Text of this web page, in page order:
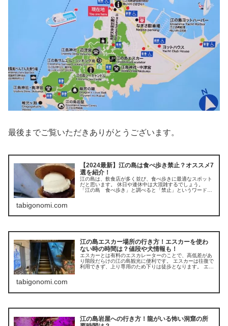
最後までご覧いただきありがとうございます。
【2024最新】江の島は食べ歩き禁止？オススメ7
選を紹介！
江の島は、飲食店が多く並び、食べ歩きに最適なスポット
だと思います。 休日や連休中は大混雑するでしょう。
「江の島 食べ歩き」と調べると「禁止」というワードが
tabigonomi.com
江の島エスカー場所の行き方！エスカーを使わ
ない時の時間は？値段や犬情報も！
エスカーとは有料のエスカレーターのことで、高低差があ
り階段だらけの江の島観光に便利です。 エスカーは往復で
利用できず、上り専用のため下りは徒歩となります。 エス
tabigonomi.com
江の島岩屋への行き方！龍がいる怖い洞窟の所